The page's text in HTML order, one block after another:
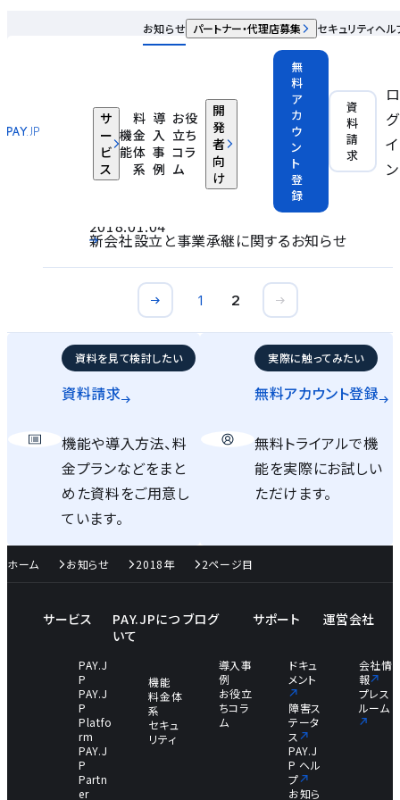
サ
ー
ビ
ス
機
能
料
金
体
系
導
入
事
例
お役
立ち
コラ
ム
開
発
者
向
け
お知らせ パートナー・代理店募集 セキュリティヘル
無
料
ア
カ
ウ
ン
ト
登
録
資
料
請
求
ロ
グ
イ
ン
2018.02.21
入金情報確定日変更のお知らせ
2018.02.09
メンテナンスに伴うサービス停止のお知らせ
2018.01.04
新会社設立と事業承継に関するお知らせ
1 2
資料を見て検討したい
資料請求
機能や導入方法、料
金プランなどをまと
めた資料をご用意し
ています。
実際に触ってみたい
無料アカウント登録
無料トライアルで機
能を実際にお試しい
ただけます。
ホーム お知らせ 2018年 2ページ目
サービス
PAY.J
P
PAY.J
P
Platfo
rm
PAY.J
P
Partn
er
PAY.JPにつ
いて
機能
料金体
系
セキュ
リティ
ブログ
導入事
例
お役立
ちコラ
ム
サポート
ドキュ
メント
障害ス
テータ
ス
PAY.J
P ヘル
プ
お知ら
運営会社
会社情
報
プレス
ルーム